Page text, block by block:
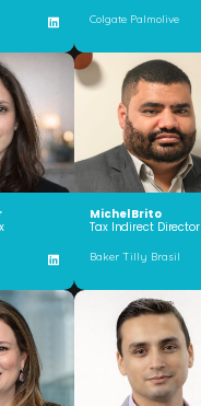
Colgate Palmolive
Michel Brito
Tax Indirect Director
Baker Tilly Brasil